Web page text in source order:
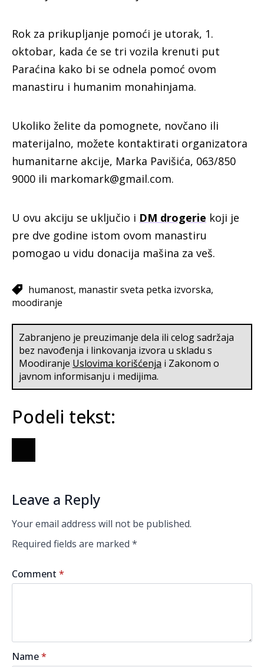
Rok za prikupljanje pomoći je utorak, 1.
oktobar, kada će se tri vozila krenuti put
Paraćina kako bi se odnela pomoć ovom
manastiru i humanim monahinjama.
Ukoliko želite da pomognete, novčano ili
materijalno, možete kontaktirati organizatora
humanitarne akcije, Marka Pavišića, 063/850
9000 ili markomark@gmail.com.
U ovu akciju se uključio i DM drogerie koji je
pre dve godine istom ovom manastiru
pomogao u vidu donacija mašina za veš.
humanost manastir sveta petka izvorska
moodiranje
Zabranjeno je preuzimanje dela ili celog sadržaja
bez navođenja i linkovanja izvora u skladu s
Moodiranje Uslovima korišćenja i Zakonom o
javnom informisanju i medijima.
Podeli tekst:
Leave a Reply
Your email address will not be published.
Required fields are marked *
Comment *
Name*